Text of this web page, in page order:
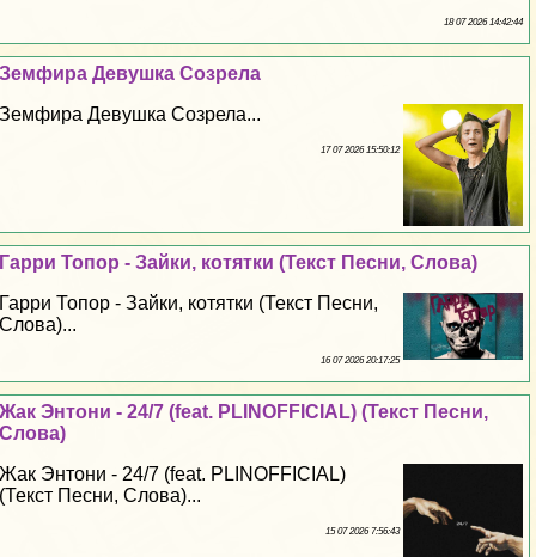
18 07 2026 14:42:44
Земфира Дeвyшка Созрела
Земфира Дeвyшка Созрела...
17 07 2026 15:50:12
Гарри Топор - Зайки, котятки (Текст Песни, Слова)
Гарри Топор - Зайки, котятки (Текст Песни,
Слова)...
16 07 2026 20:17:25
Жак Энтони - 24/7 (feat. PLINOFFICIAL) (Текст Песни,
Слова)
Жак Энтони - 24/7 (feat. PLINOFFICIAL)
(Текст Песни, Слова)...
15 07 2026 7:56:43